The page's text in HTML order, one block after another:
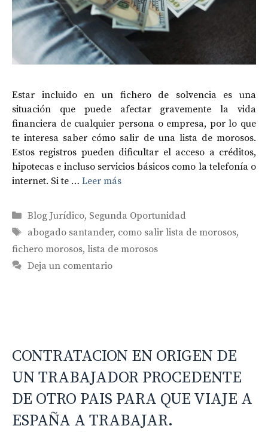
Estar incluido en un fichero de solvencia es una
situación que puede afectar gravemente la vida
financiera de cualquier persona o empresa, por lo que
te interesa saber cómo salir de una lista de morosos.
Estos registros pueden dificultar el acceso a créditos,
hipotecas e incluso servicios básicos como la telefonía o
internet. Si te … Leer más
Categorías
Blog Jurídico, Segunda Oportunidad
Etiquetas
abogado santander, como salir lista de morosos,
fichero morosos, lista de morosos
Deja un comentario
CONTRATACION EN ORIGEN DE
UN TRABAJADOR PROCEDENTE
DE OTRO PAIS PARA QUE VIAJE A
ESPAÑA A TRABAJAR.